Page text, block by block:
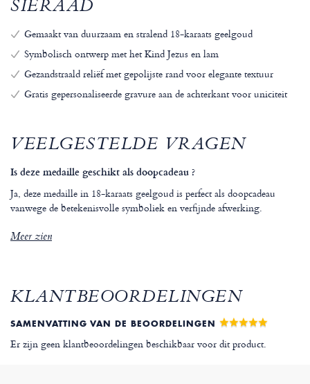
SIERAAD
Gemaakt van duurzaam en stralend 18-karaats geelgoud
Symbolisch ontwerp met het Kind Jezus en lam
Gezandstraald reliëf met gepolijste rand voor elegante textuur
Gratis gepersonaliseerde gravure aan de achterkant voor uniciteit
VEELGESTELDE VRAGEN
Is deze medaille geschikt als doopcadeau ?
Ja, deze medaille in 18-karaats geelgoud is perfect als doopcadeau
vanwege de betekenisvolle symboliek en verfijnde afwerking.
Meer zien
KLANTBEOORDELINGEN
SAMENVATTING VAN DE BEOORDELINGEN
Er zijn geen klantbeoordelingen beschikbaar voor dit product.